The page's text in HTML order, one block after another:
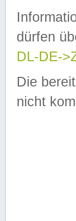
dürfen
DL-DE-
Die
nicht